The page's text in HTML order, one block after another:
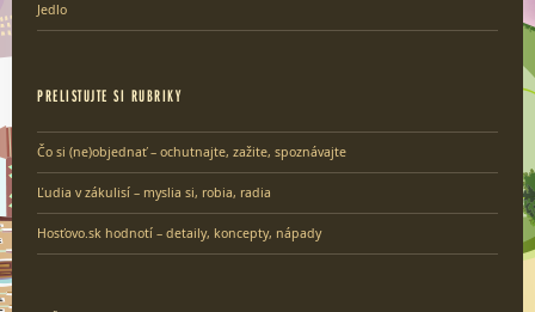
Jedlo
PRELISTUJTE SI RUBRIKY
Čo si (ne)objednať – ochutnajte, zažite, spoznávajte
Ľudia v zákulisí – myslia si, robia, radia
Hosťovo.sk hodnotí – detaily, koncepty, nápady